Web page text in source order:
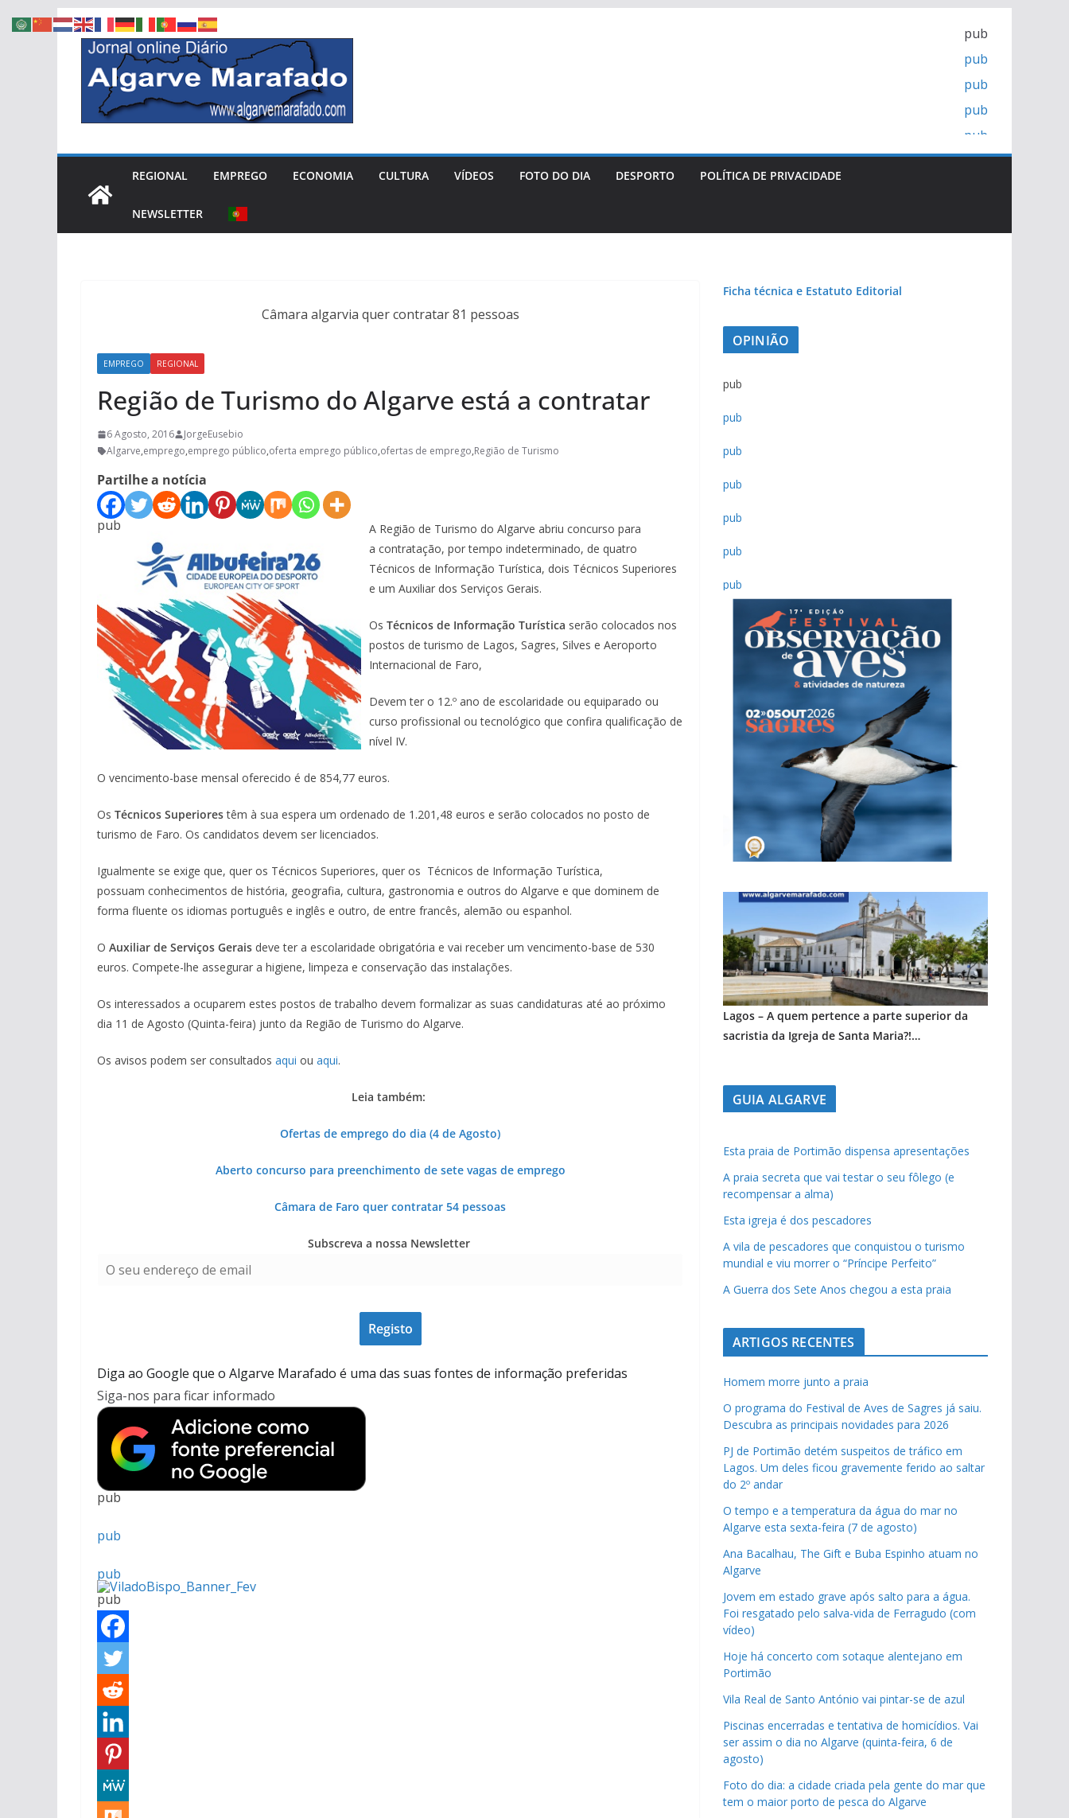
Skip
pub
pub
pub
pub
pub
REGIONAL EMPREGO ECONOMIA CULTURA VÍDEOS FOTO DO DIA DESPORTO POLÍTICA DE PRIVACIDADE
NEWSLETTER
Câmara algarvia quer contratar 81 pessoas
EMPREGO REGIONAL
Região de Turismo do Algarve está a contratar
6 Agosto, 2016
JorgeEusebio
Algarve,emprego,emprego público,oferta emprego público,ofertas de emprego,Região de Turismo
Partilhe a notícia
pub
A Região de Turismo do Algarve abriu concurso para
a contratação, por tempo indeterminado, de quatro
Técnicos de Informação Turística, dois Técnicos Superiores
e um Auxiliar dos Serviços Gerais.
Os Técnicos de Informação Turística serão colocados nos
postos de turismo de Lagos, Sagres, Silves e Aeroporto
Internacional de Faro,
Devem ter o 12.º ano de escolaridade ou equiparado ou
curso profissional ou tecnológico que confira qualificação de
nível IV.
O vencimento-base mensal oferecido é de 854,77 euros.
Os Técnicos Superiorestêm à sua espera um ordenado de 1.201,48 euros e serão colocados no posto de
turismo de Faro. Os candidatos devem ser licenciados.
Igualmente se exige que, quer os Técnicos Superiores, quer os Técnicos de Informação Turística,
possuam conhecimentos de história, geografia, cultura, gastronomia e outros do Algarve e que dominem de
forma fluente os idiomas português e inglês e outro, de entre francês, alemão ou espanhol.
O Auxiliar de Serviços Gerais deve ter a escolaridade obrigatória e vai receber um vencimento-base de 530
euros. Compete-lhe assegurar a higiene, limpeza e conservação das instalações.
Os interessados a ocuparem estes postos de trabalho devem formalizar as suas candidaturas até ao próximo
dia 11 de Agosto (Quinta-feira) junto da Região de Turismo do Algarve.
Os avisos podem ser consultados aqui ou aqui.
Leia também:
Ofertas de emprego do dia (4 de Agosto)
Aberto concurso para preenchimento de sete vagas de emprego
Câmara de Faro quer contratar 54 pessoas
Subscreva a nossa Newsletter
Diga ao Google que o Algarve Marafado é uma das suas fontes de informação preferidas
Siga-nos para ficar informado
pub
pub
pub
pub
pub
Ficha técnica e Estatuto Editorial
OPINIÃO
pub
pub
pub
pub
pub
pub
pub
pub
pub
pub
Lagos – A quem pertence a parte superior da
sacristia da Igreja de Santa Maria?!…
GUIA ALGARVE
Esta praia de Portimão dispensa apresentações
A praia secreta que vai testar o seu fôlego (e
recompensar a alma)
Esta igreja é dos pescadores
A vila de pescadores que conquistou o turismo
mundial e viu morrer o “Príncipe Perfeito”
A Guerra dos Sete Anos chegou a esta praia
ARTIGOS RECENTES
Homem morre junto a praia
O programa do Festival de Aves de Sagres já saiu.
Descubra as principais novidades para 2026
PJ de Portimão detém suspeitos de tráfico em
Lagos. Um deles ficou gravemente ferido ao saltar
do 2º andar
O tempo e a temperatura da água do mar no
Algarve esta sexta-feira (7 de agosto)
Ana Bacalhau, The Gift e Buba Espinho atuam no
Algarve
Jovem em estado grave após salto para a água.
Foi resgatado pelo salva-vida de Ferragudo (com
vídeo)
Hoje há concerto com sotaque alentejano em
Portimão
Vila Real de Santo António vai pintar-se de azul
Piscinas encerradas e tentativa de homicídios. Vai
ser assim o dia no Algarve (quinta-feira, 6 de
agosto)
Foto do dia: a cidade criada pela gente do mar que
tem o maior porto de pesca do Algarve